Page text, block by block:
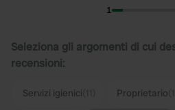
1
Seleziona gli argomenti di cui
recensioni:
Servizi igienici Proprietario